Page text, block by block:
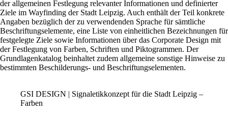
der allgemeinen Festlegung relevanter Informationen und definierter
Ziele im Wayfinding der Stadt Leipzig. Auch enthält der Teil konkrete
Angaben bezüglich der zu verwendenden Sprache für sämtliche
Beschriftungselemente, eine Liste von einheitlichen Bezeichnungen für
festgelegte Ziele sowie Informationen über das Corporate Design mit
der Festlegung von Farben, Schriften und Piktogrammen. Der
Grundlagenkatalog beinhaltet zudem allgemeine sonstige Hinweise zu
bestimmten Beschilderungs- und Beschriftungselementen.
GSI DESIGN | Signaletikkonzept für die Stadt Leipzig –
Farben